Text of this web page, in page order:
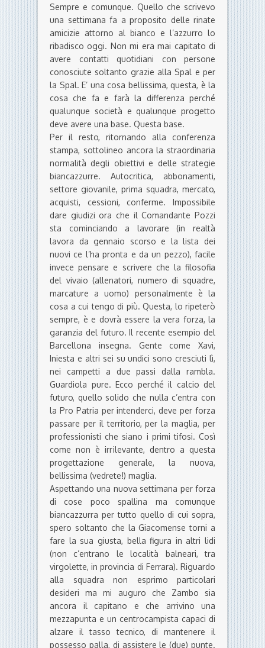
Sempre e comunque. Quello che scrivevo
una settimana fa a proposito delle rinate
amicizie attorno al bianco e l’azzurro lo
ribadisco oggi. Non mi era mai capitato di
avere contatti quotidiani con persone
conosciute soltanto grazie alla Spal e per
la Spal. E’ una cosa bellissima, questa, è la
cosa che fa e farà la differenza perché
qualunque società e qualunque progetto
deve avere una base. Questa base.
Per il resto, ritornando alla conferenza
stampa, sottolineo ancora la straordinaria
normalità degli obiettivi e delle strategie
biancazzurre. Autocritica, abbonamenti,
settore giovanile, prima squadra, mercato,
acquisti, cessioni, conferme. Impossibile
dare giudizi ora che il Comandante Pozzi
sta cominciando a lavorare (in realtà
lavora da gennaio scorso e la lista dei
nuovi ce l’ha pronta e da un pezzo), facile
invece pensare e scrivere che la filosofia
del vivaio (allenatori, numero di squadre,
marcature a uomo) personalmente è la
cosa a cui tengo di più. Questa, lo ripeterò
sempre, è e dovrà essere la vera forza, la
garanzia del futuro. Il recente esempio del
Barcellona insegna. Gente come Xavi,
Iniesta e altri sei su undici sono cresciuti lì,
nei campetti a due passi dalla rambla.
Guardiola pure. Ecco perché il calcio del
futuro, quello solido che nulla c’entra con
la Pro Patria per intenderci, deve per forza
passare per il territorio, per la maglia, per
professionisti che siano i primi tifosi. Così
come non è irrilevante, dentro a questa
progettazione generale, la nuova,
bellissima (vedrete!) maglia.
Aspettando una nuova settimana per forza
di cose poco spallina ma comunque
biancazzurra per tutto quello di cui sopra,
spero soltanto che la Giacomense torni a
fare la sua giusta, bella figura in altri lidi
(non c’entrano le località balneari, tra
virgolette, in provincia di Ferrara). Riguardo
alla squadra non esprimo particolari
desideri ma mi auguro che Zambo sia
ancora il capitano e che arrivino una
mezzapunta e un centrocampista capaci di
alzare il tasso tecnico, di mantenere il
possesso palla, di assistere le (due) punte.